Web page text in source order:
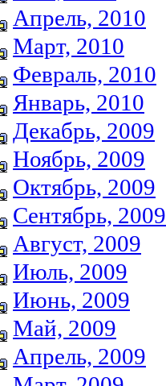
Апрель, 2010
Март, 2010
Февраль, 2010
Январь, 2010
Декабрь, 2009
Ноябрь, 2009
Октябрь, 2009
Сентябрь, 2009
Август, 2009
Июль, 2009
Июнь, 2009
Май, 2009
Апрель, 2009